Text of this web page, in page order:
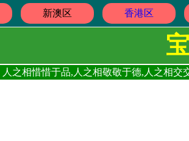
新澳区 香港区
人之相惜惜于品,人之相敬敬于德,人之相